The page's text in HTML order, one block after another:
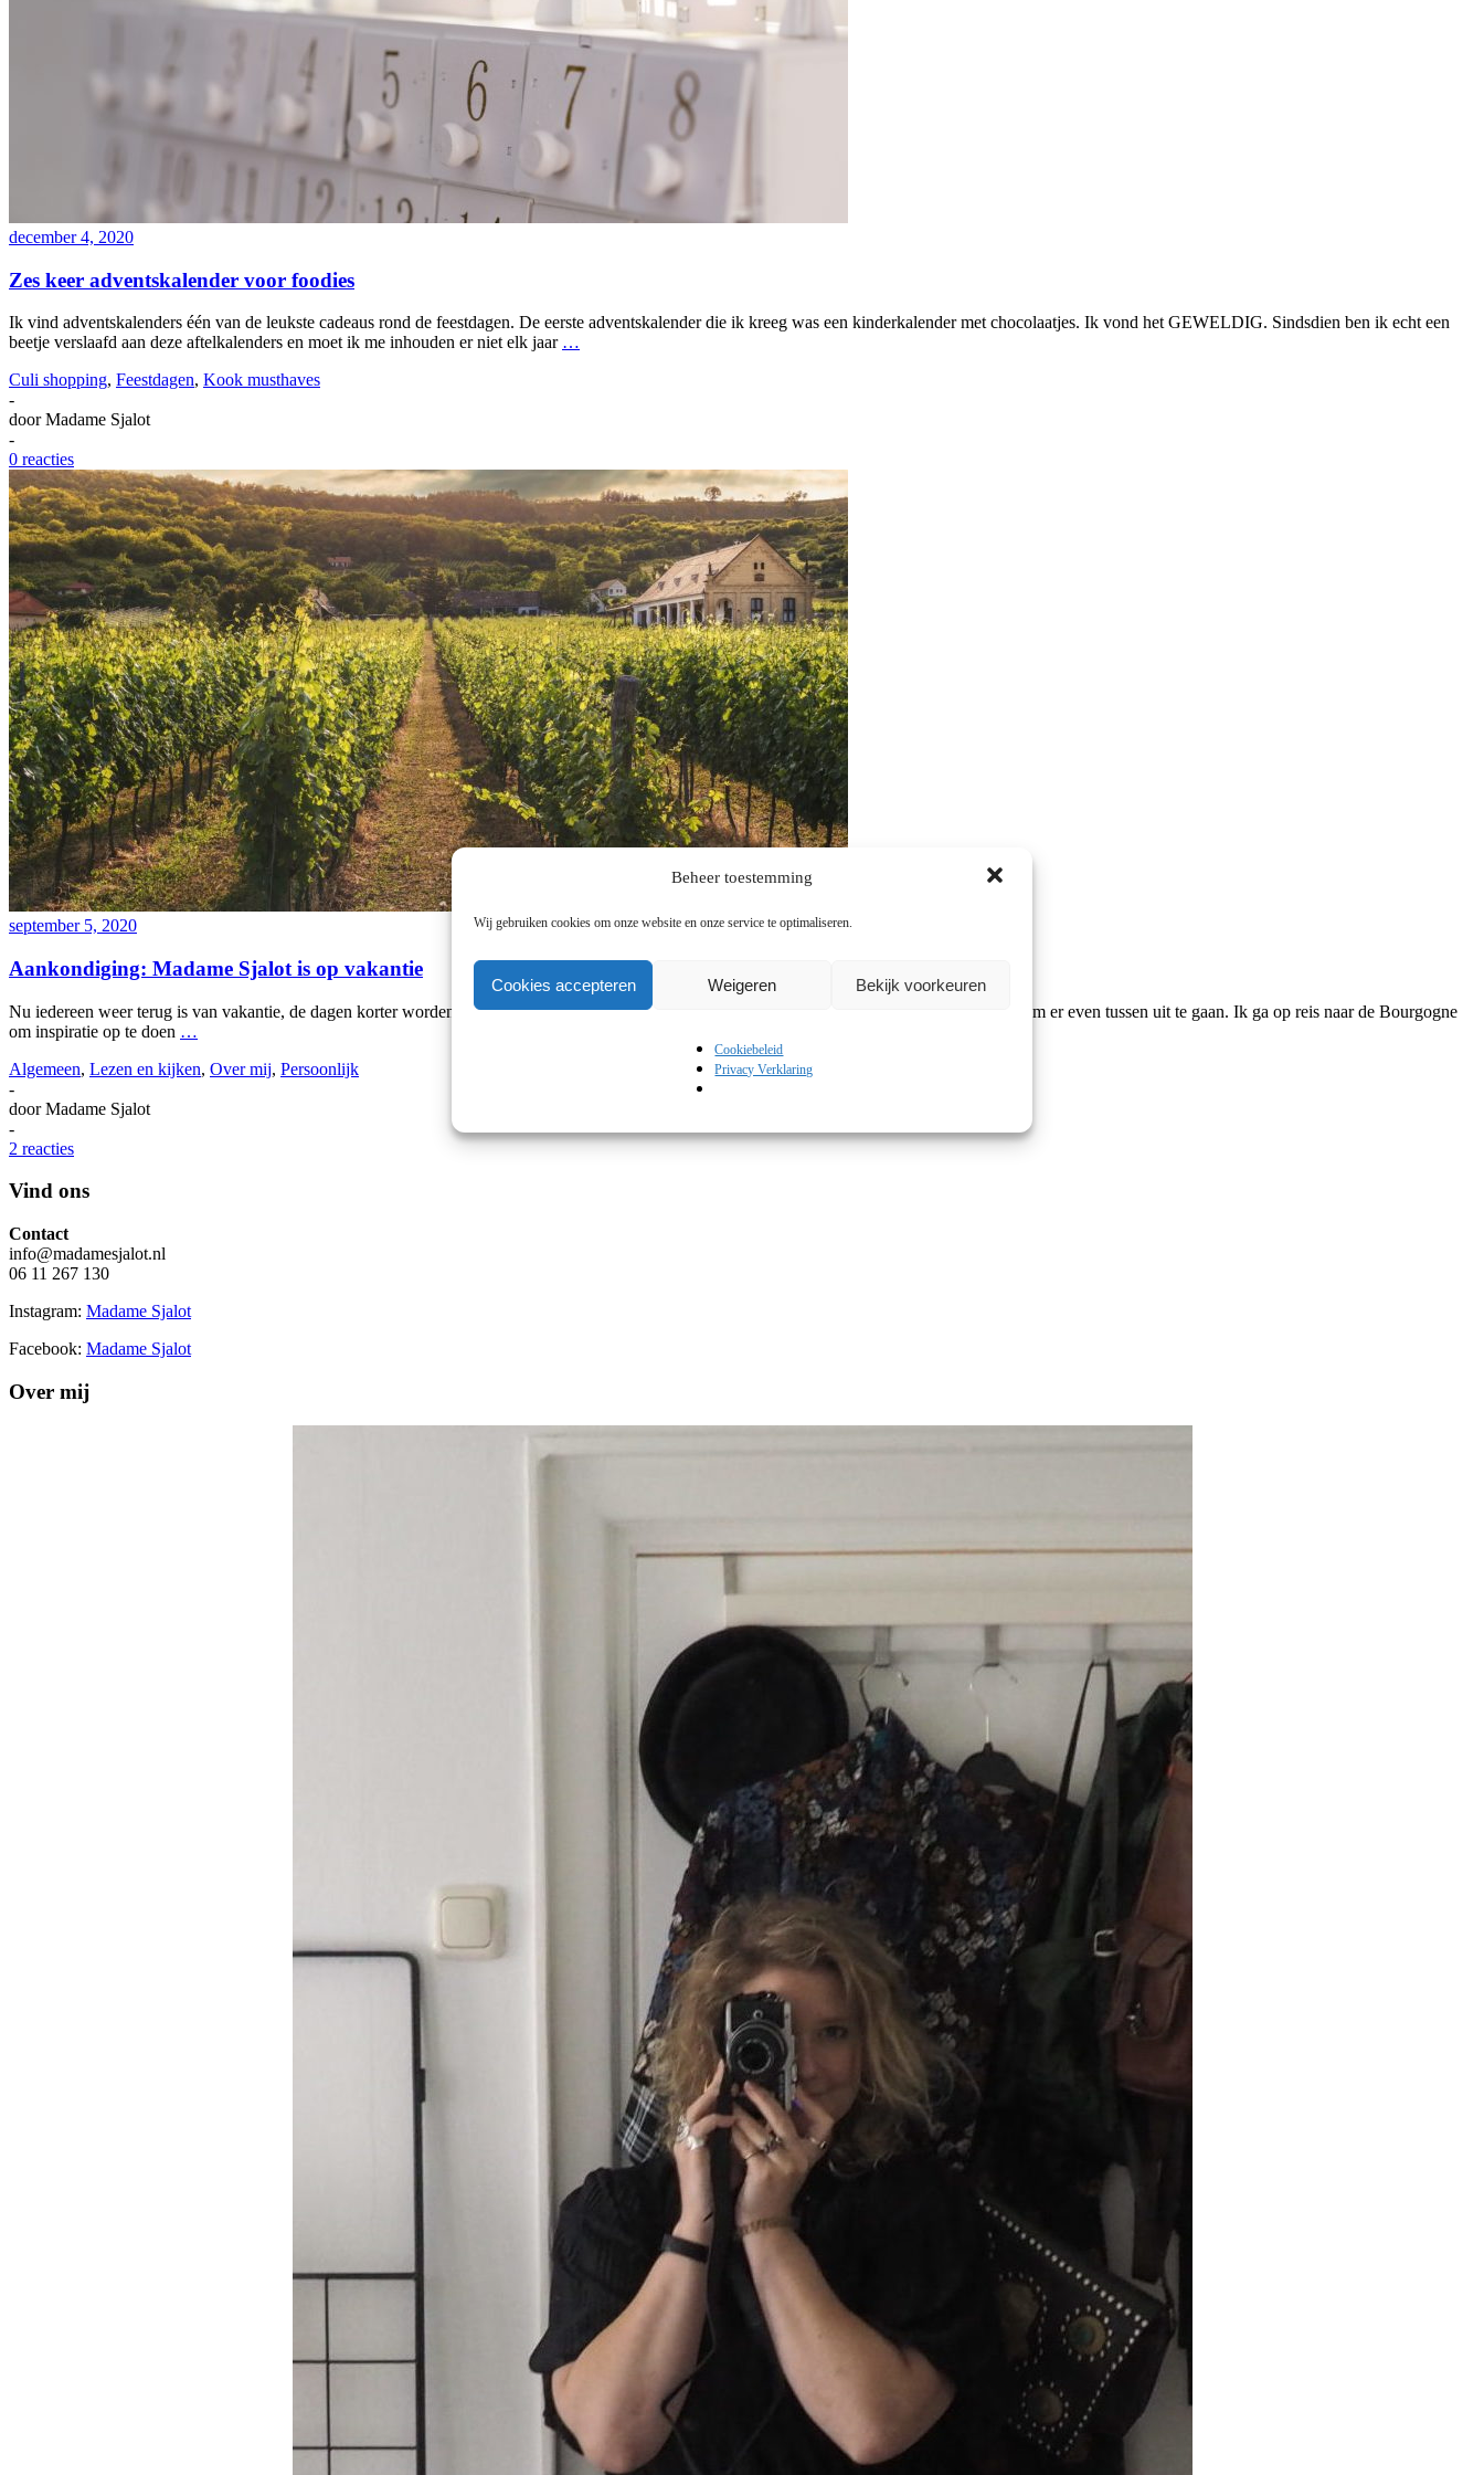
Beheer toestemming
Wij gebruiken cookies om onze website en onze service te optimaliseren.
Cookies accepteren Weigeren Bekijk voorkeuren
Cookiebeleid
Privacy Verklaring
december 4, 2020
Zes keer adventskalender voor foodies
Ik vind adventskalenders één van de leukste cadeaus rond de feestdagen. De eerste adventskalender die ik kreeg was een kinderkalender met chocolaatjes. Ik vond het GEWELDIG. Sindsdien ben ik echt een
beetje verslaafd aan deze aftelkalenders en moet ik me inhouden er niet elk jaar …
Culi shopping, Feestdagen, Kook musthaves
-
doorMadame Sjalot
-
0 reacties
september 5, 2020
Aankondiging: Madame Sjalot is op vakantie
Nu iedereen weer terug is van vakantie, de dagen korter worden en de Mediterranée oranje kleurt van de corona adviezen, is het voor mij ook tijd om er even tussen uit te gaan. Ik ga op reis naar de Bourgogne
om inspiratie op te doen …
Algemeen, Lezen en kijken, Over mij, Persoonlijk
-
doorMadame Sjalot
-
2 reacties
Vind ons
Contact
info@madamesjalot.nl
06 11 267 130
Instagram: Madame Sjalot
Facebook: Madame Sjalot
Over mij